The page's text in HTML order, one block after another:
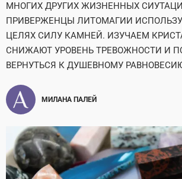
МНОГИХ ДРУГИХ ЖИЗНЕННЫХ
ПРИВЕРЖЕНЦЫ ЛИТОМАГИИ
ЦЕЛЯХ СИЛУ КАМНЕЙ. ИЗУЧАЕМ
СНИЖАЮТ УРОВЕНЬ ТРЕВОЖНОСТИ И
ВЕРНУТЬСЯ К ДУШЕВНОМУ
МИЛАНА ПАЛЕЙ